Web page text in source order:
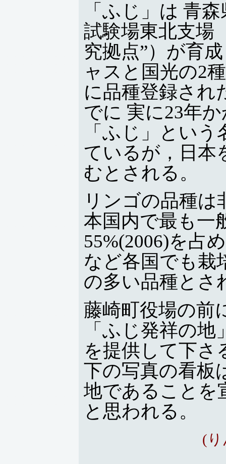
「ふじ」は 青
試験場東北支場
究拠点”）が育
ャスと国光の2
に品種登録され
でに 実に23年
「ふじ」とい
ているが，日本
むとされる。
リンゴの品種は
本国内で最も一
55%(2006)を占
など各国でも栽
の多い品種とさ
藤崎町役場の前
「ふじ発祥の
を提供して下さ
下の写真の看板
地であることを
と思われる。
(